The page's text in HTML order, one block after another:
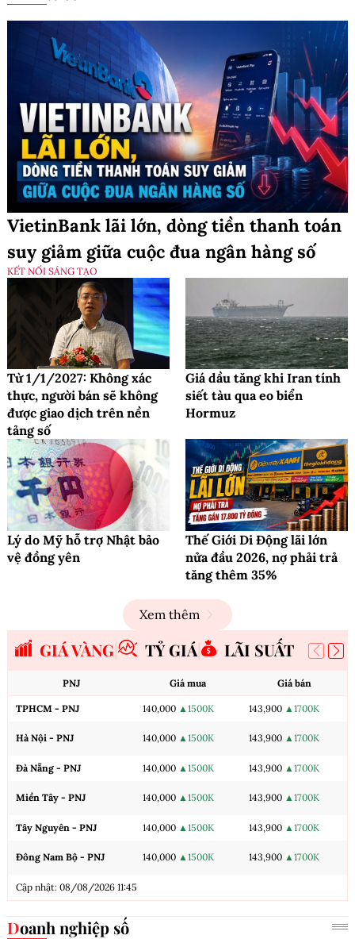
VietinBank lãi lớn, dòng tiền thanh toán
suy giảm giữa cuộc đua ngân hàng số
KẾT NỐI SÁNG TẠO
Từ 1/1/2027: Không xác
thực, người bán sẽ không
được giao dịch trên nền
tảng số
Giá dầu tăng khi Iran tính
siết tàu qua eo biển
Hormuz
Lý do Mỹ hỗ trợ Nhật bảo
vệ đồng yên
Thế Giới Di Động lãi lớn
nửa đầu 2026, nợ phải trả
tăng thêm 35%
Xem thêm
GIÁ VÀNG TỶ GIÁ LÃI SUẤT
PNJ Giá mua Giá bán
TPHCM - PNJ 140,000 ▲1500K 143,900 ▲1700K
Hà Nội - PNJ 140,000 ▲1500K 143,900 ▲1700K
Đà Nẵng - PNJ 140,000 ▲1500K 143,900 ▲1700K
Miền Tây - PNJ 140,000 ▲1500K 143,900 ▲1700K
Tây Nguyên - PNJ 140,000 ▲1500K 143,900 ▲1700K
Đông Nam Bộ - PNJ 140,000 ▲1500K 143,900 ▲1700K
Cập nhật: 08/08/2026 11:45
Doanh nghiệp số